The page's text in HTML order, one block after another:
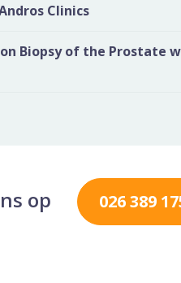
Clinics
Biopsy of the Prostate
op 026 389